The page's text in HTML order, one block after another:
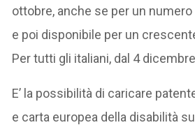
ottobre, anche se per un
e poi disponibile per un
Per tutti gli italiani, dal 4
E’ la possibilità di caricare
e carta europea della disabilità